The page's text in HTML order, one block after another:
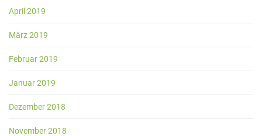
April 2019
März 2019
Februar 2019
Januar 2019
Dezember 2018
November 2018